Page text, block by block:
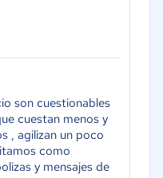
son cuestionables
cuestan menos y
, agilizan un poco
como
y mensajes de